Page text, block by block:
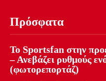
Πρόσφατα
Το Sportsfan στην
– Ανεβάζει ρυθμούς
(φωτορεπορτάζ)